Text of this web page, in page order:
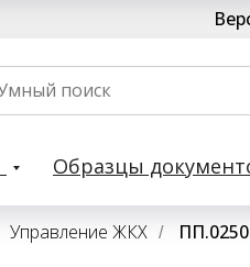
Образцы
Управление ЖКХ /